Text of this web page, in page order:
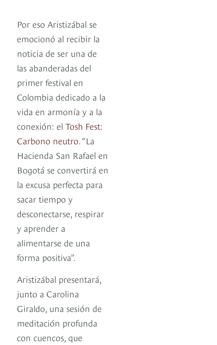
Por eso Aristizábal se
emocionó al recibir la
noticia de ser una de
las abanderadas del
primer festival en
Colombia dedicado a la
vida en armonía y a la
conexión: el Tosh Fest:
Carbono neutro. “La
Hacienda San Rafael en
Bogotá se convertirá en
la excusa perfecta para
sacar tiempo y
desconectarse, respirar
y aprender a
alimentarse de una
forma positiva”.
Aristizábal presentará,
junto a Carolina
Giraldo, una sesión de
meditación profunda
con cuencos, que